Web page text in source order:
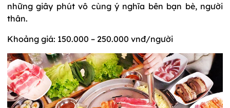
những giây phút vô cùng ý nghĩa bên bạn bè, người
thân.
Khoảng giá: 150.000 – 250.000 vnđ/người